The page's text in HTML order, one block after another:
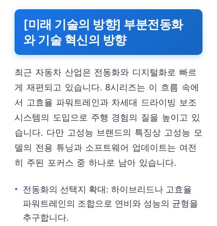
[미래 기술의 방향] 부분전동화
와 기술 혁신의 방향
최근 자동차 산업은 전동화와 디지털화로 빠르
게 재편되고 있습니다. 8시리즈는 이 흐름 속에
서 고효율 파워트레인과 차세대 드라이빙 보조
시스템의 도입으로 주행 경험의 질을 높이고 있
습니다. 다만 고성능 브랜드의 특징상 고성능 모
델의 전용 튜닝과 소프트웨어 업데이트는 여전
히 주된 포커스 중 하나로 남아 있습니다.
전동화의 선택지 확대: 하이브리드나 고효율
파워트레인의 조합으로 연비와 성능의 균형을
추구합니다.